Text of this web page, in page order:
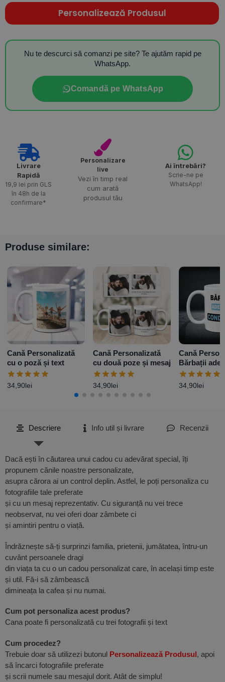
Personalizează Produsul
Nu te descurci să comanzi pe site? Te ajutăm rapid pe
WhatsApp.
Comandă pe WhatsApp
Livrare
Rapidă​
19,9 lei prin GLS
în 48h de la
confirmare*
Personalizare
live
Vezi în timp real
cum arată
produsul tău
Ai întrebări?
Scrie-ne pe
WhatsApp!
Produse similare:
Cană Personalizată
cu o poză și text
34,90lei
Cană Personalizată
cu două poze și mesaj
34,90lei
Cană
Bărbații
conduc
34,90lei
Descriere Info util și livrare Recenzii
Dacă ești în căutarea unui cadou cu adevărat special, îți
propunem cănile noastre personalizate,
asupra cărora ai un control deplin. Astfel, le poți personaliza cu
fotografiile tale preferate
și cu un mesaj reprezentativ. Cu siguranță nu vei trece
neobservat, nu vei oferi doar zâmbete ci
și amintiri pentru o viață.
Îndrăznește să-ți surprinzi familia, prietenii, jumătatea, întru-un
cuvânt persoanele dragi
din viața ta cu o un cadou personalizat care, în același timp este
și util. Fă-i să zâmbească
dimineața la cafea și nu numai.
Cum pot personaliza acest produs?
Cana poate fi personalizată cu trei fotografii și text
Cum procedez?
Trebuie doar să utilizezi butonul Personalizează Produsul, apoi
să încarci fotografiile preferate
și scrii numele sau mesajul dorit. Atât de simplu!